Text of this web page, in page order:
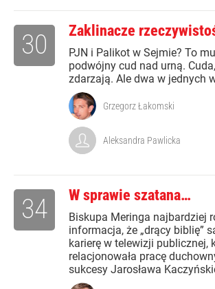
Zaklinacze
PJN i Palikot w Sejmie? To
podwójny cud nad urną.
zdarzają. Ale dwa w jednych
30
Grzegorz Łakomski
Aleksandra Pawlicka
W sprawie szatana…
Biskupa Meringa najbardziej
informacja, że „drący biblię”
karierę w telewizji publicznej,
relacjonowała pracę
sukcesy Jarosława
34